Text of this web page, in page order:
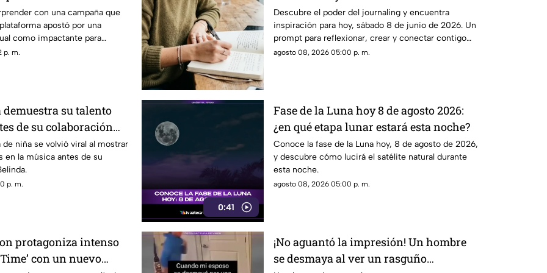
con una campaña que
apostó por una
como impactante para
thriller. ¿Qué hizo y por qué
p. m.
journal prompt
Descubre el poder del journaling y encuentra
inspiración para hoy, sábado 8 de junio de 2026. Un
prompt para reflexionar, crear y conectar contigo
mismo.
agosto 08, 2026 05:00 p. m.
demuestra su talento
de su colaboración
de niña se volvió viral al mostrar
en la música antes de su
p. m.
0:41
Fase de la Luna hoy 8 de agosto 2026:
¿en qué etapa lunar estará esta noche?
Conoce la fase de la Luna hoy, 8 de agosto de 2026,
y descubre cómo lucirá el satélite natural durante
esta noche.
agosto 08, 2026 05:00 p. m.
protagoniza intenso
con un nuevo
¡No aguantó la impresión! Un hombre
se desmaya al ver un rasguño